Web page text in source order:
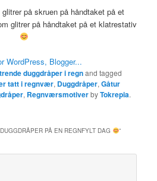
på skruen på håndtaket på et
glitrer på håndtaket på et klatrestativ
duggdråper i regnand tagged
tatt i regnvær, Duggdråper,Gåtur
, RegnværsmotiverbyTokrepia.
PÅ EN REGNFYLT DAG ”